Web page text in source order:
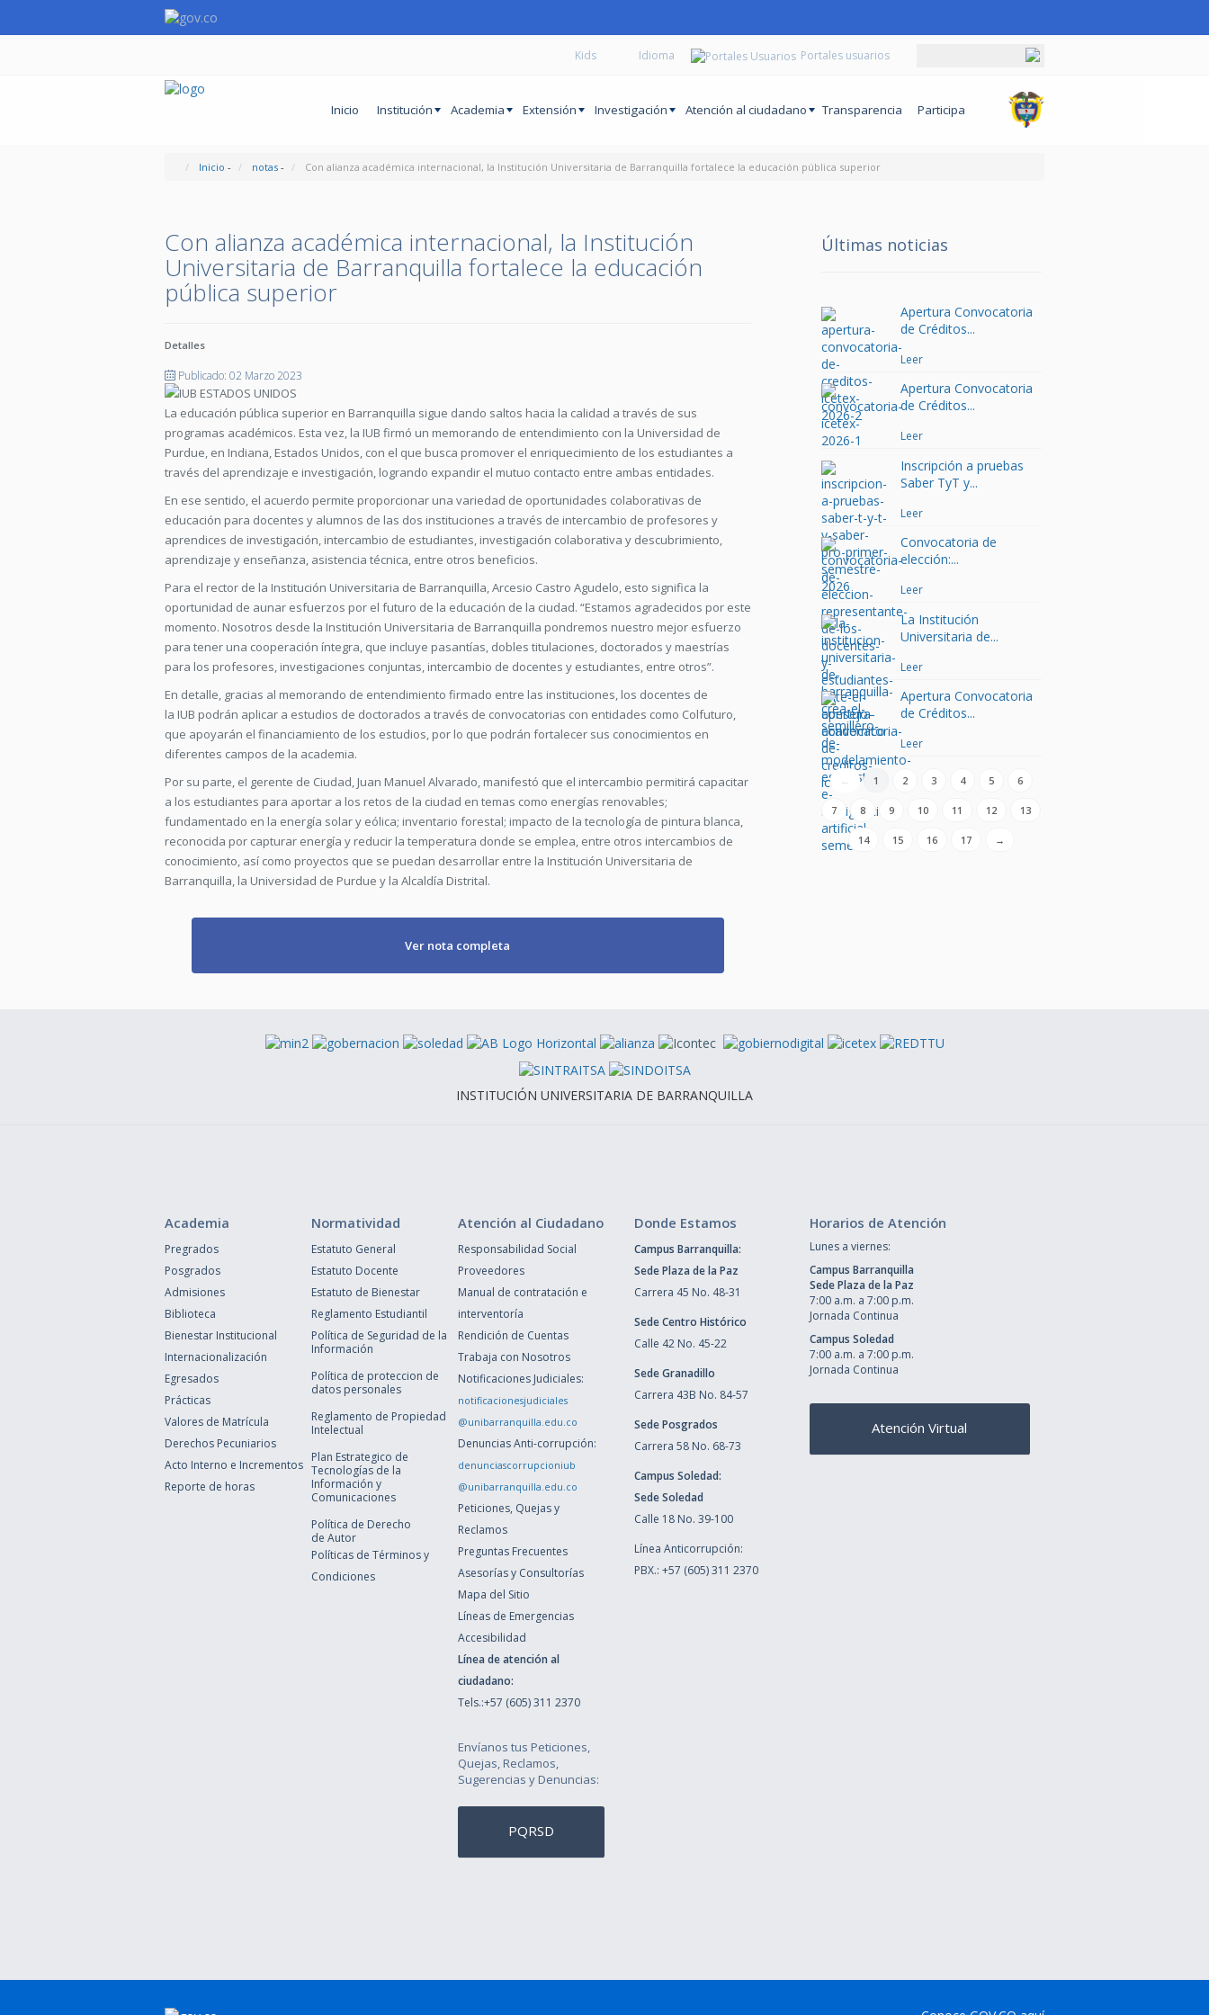
Kids Portales usuarios
Inicio Institución Academia Extensión Investigación Atención al ciudadano Transparencia Participa
Inicio - notas - Con alianza académica internacional, la Institución Universitaria de Barranquilla fortalece la educación pública superior
Con alianza académica internacional, la Institución
Universitaria de Barranquilla fortalece la educación
pública superior
Detalles
Publicado: 02 Marzo 2023
La educación pública superior en Barranquilla sigue dando saltos hacia la calidad a través de sus
programas académicos. Esta vez, la IUB firmó un memorando de entendimiento con la Universidad de
Purdue, en Indiana, Estados Unidos, con el que busca promover el enriquecimiento de los estudiantes a
través del aprendizaje e investigación, logrando expandir el mutuo contacto entre ambas entidades.
En ese sentido, el acuerdo permite proporcionar una variedad de oportunidades colaborativas de
educación para docentes y alumnos de las dos instituciones a través de intercambio de profesores y
aprendices de investigación, intercambio de estudiantes, investigación colaborativa y descubrimiento,
aprendizaje y enseñanza, asistencia técnica, entre otros beneficios.
Para el rector de la Institución Universitaria de Barranquilla, Arcesio Castro Agudelo, esto significa la
oportunidad de aunar esfuerzos por el futuro de la educación de la ciudad. “Estamos agradecidos por este
momento. Nosotros desde la Institución Universitaria de Barranquilla pondremos nuestro mejor esfuerzo
para tener una cooperación íntegra, que incluye pasantías, dobles titulaciones, doctorados y maestrías
para los profesores, investigaciones conjuntas, intercambio de docentes y estudiantes, entre otros”.
En detalle, gracias al memorando de entendimiento firmado entre las instituciones, los docentes de
la IUB podrán aplicar a estudios de doctorados a través de convocatorias con entidades como Colfuturo,
que apoyarán el financiamiento de los estudios, por lo que podrán fortalecer sus conocimientos en
diferentes campos de la academia.
Por su parte, el gerente de Ciudad, Juan Manuel Alvarado, manifestó que el intercambio permitirá capacitar
a los estudiantes para aportar a los retos de la ciudad en temas como energías renovables;
fundamentado en la energía solar y eólica; inventario forestal; impacto de la tecnología de pintura blanca,
reconocida por capturar energía y reducir la temperatura donde se emplea, entre otros intercambios de
conocimiento, así como proyectos que se puedan desarrollar entre la Institución Universitaria de
Barranquilla, la Universidad de Purdue y la Alcaldía Distrital.
Ver nota completa
Últimas noticias
Apertura Convocatoria
de Créditos...
Leer
Apertura Convocatoria
de Créditos...
Leer
Inscripción a pruebas
Saber TyT y...
Leer
Convocatoria de
elección:...
Leer
La Institución
Universitaria de...
Leer
Apertura Convocatoria
de Créditos...
Leer
← 1 2 3 4 5 6
7 8 9 10 11 12 13
14 15 16 17 →
INSTITUCIÓN UNIVERSITARIA DE BARRANQUILLA
Academia
Pregrados
Posgrados
Admisiones
Biblioteca
Bienestar Institucional
Internacionalización
Egresados
Prácticas
Valores de Matrícula
Derechos Pecuniarios
Acto Interno e Incrementos
Reporte de horas
Normatividad
Estatuto General
Estatuto Docente
Estatuto de Bienestar
Reglamento Estudiantil
Política de Seguridad de la
Información
Política de proteccion de
datos personales
Reglamento de Propiedad
Intelectual
Plan Estrategico de
Tecnologías de la
Información y
Comunicaciones
Política de Derecho
de Autor
Políticas de Términos y
Condiciones
Atención al Ciudadano
Responsabilidad Social
Proveedores
Manual de contratación e
interventoría
Rendición de Cuentas
Trabaja con Nosotros
Notificaciones Judiciales:
notificacionesjudiciales
@unibarranquilla.edu.co
Denuncias Anti-corrupción:
denunciascorrupcioniub
@unibarranquilla.edu.co
Peticiones, Quejas y
Reclamos
Preguntas Frecuentes
Asesorías y Consultorías
Mapa del Sitio
Líneas de Emergencias
Accesibilidad
Línea de atención al
ciudadano:
Tels.:+57 (605) 311 2370
Envíanos tus Peticiones,
Quejas, Reclamos,
Sugerencias y Denuncias:
PQRSD
Donde Estamos
Campus Barranquilla:
Sede Plaza de la Paz
Carrera 45 No. 48-31
Sede Centro Histórico
Calle 42 No. 45-22
Sede Granadillo
Carrera 43B No. 84-57
Sede Posgrados
Carrera 58 No. 68-73
Campus Soledad:
Sede Soledad
Calle 18 No. 39-100
Línea Anticorrupción:
PBX.: +57 (605) 311 2370
Horarios de Atención
Lunes a viernes:
Campus Barranquilla
Sede Plaza de la Paz
7:00 a.m. a 7:00 p.m.
Jornada Continua
Campus Soledad
7:00 a.m. a 7:00 p.m.
Jornada Continua
Atención Virtual